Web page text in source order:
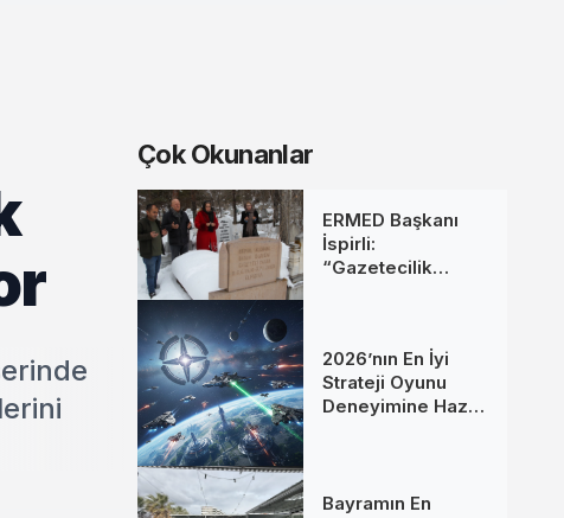
Çok Okunanlar
ERMED Başkanı
İspirli:
“Gazetecilik
2026’nın En İyi
Strateji Oyunu
Deneyimine Hazır
Bayramın En